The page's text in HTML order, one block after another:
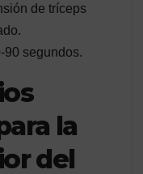
de tríceps
90 segundos.
la
del